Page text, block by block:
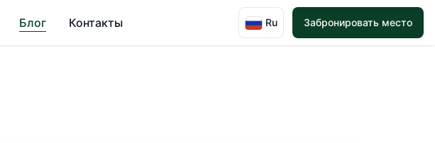
Ru Забронировать место
Блог Контакты